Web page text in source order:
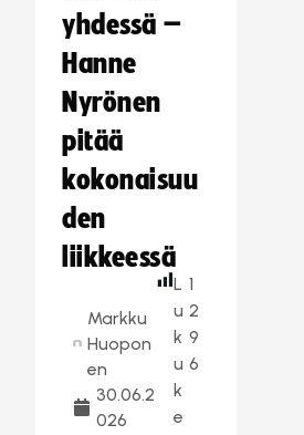
yhdessä –
Hanne
Nyrönen
pitää
kokonaisuu
den
liikkeessä
Markku
Huopon
en
30.06.2
026
L
u
k
u
k
e
1
2
9
6